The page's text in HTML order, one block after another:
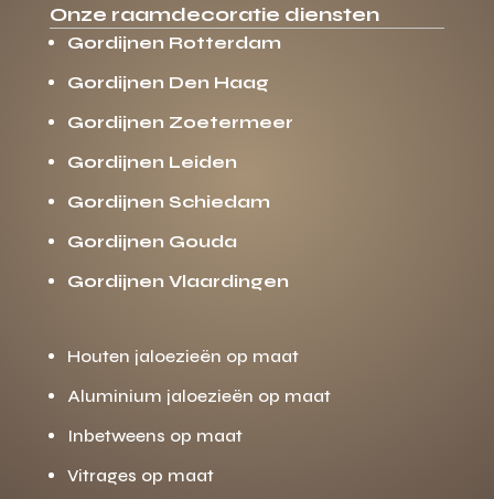
Onze raamdecoratie diensten
Gordijnen Rotterdam
Gordijnen Den Haag
Gordijnen Zoetermeer
Gordijnen Leiden
Gordijnen Schiedam
Gordijnen Gouda
Gordijnen Vlaardingen
Houten jaloezieën op maat
Aluminium jaloezieën op maat
Inbetweens op maat
Vitrages op maat